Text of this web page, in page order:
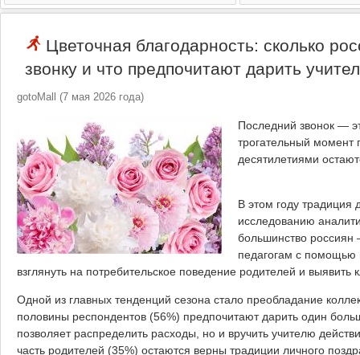
Цветочная благодарность: сколько
звонку и что предпочитают дарить
gotoMall (7 мая 2026 года)
Последний звонок —
трогательный
десятилетиями
В этом году традиция
исследованию
большинство
педагогам с помощью
взглянуть на потребительское поведение родителей и
Одной из главных тенденций сезона стало преобладание
половины респондентов (56%) предпочитают дарить один
позволяет распределить расходы, но и вручить учителю
часть родителей (35%) остаются верны традиции личного